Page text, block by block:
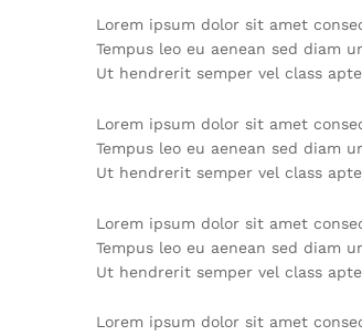
Lorem ipsum dolor sit amet
Tempus leo eu aenean sed diam
Ut hendrerit semper vel class
Lorem ipsum dolor sit amet
Tempus leo eu aenean sed diam
Ut hendrerit semper vel class
Lorem ipsum dolor sit amet
Tempus leo eu aenean sed diam
Ut hendrerit semper vel class
Lorem ipsum dolor sit amet